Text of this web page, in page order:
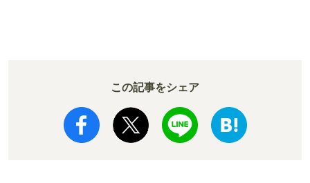
この記事をシェア